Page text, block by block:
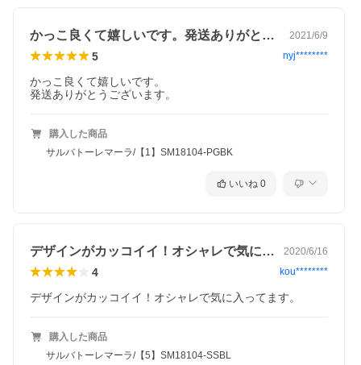
かっこ良くて嬉しいです。発送ありがとう… 2021/6/9
5 nyj********
かっこ良くて嬉しいです。
発送ありがとうございます。
購入した商品
サルバトーレマーラ/【1】SM18104-PGBK
いいね 0
デザインがカッコイイ！オシャレで気に入… 2020/6/16
4 kou********
デザインがカッコイイ！オシャレで気に入ってます。
購入した商品
サルバトーレマーラ/【5】SM18104-SSBL